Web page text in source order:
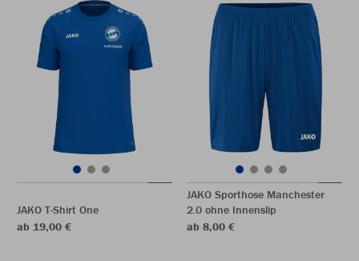
JAKO T-Shirt One
ab 19,00 €
JAKO Sporthose Manchester
2.0 ohne Innenslip
ab 8,00 €